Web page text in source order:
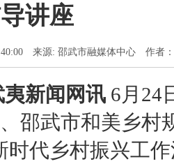
讲座
来源: 邵武市融媒体中心 作者
夷新闻网讯 6月24
邵武市和美乡村
时代乡村振兴工